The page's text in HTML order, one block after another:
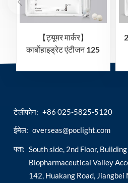
【ट्यूमर मार्कर】
कार्बोहाइड्रेट एंटीजन 125
(समरूप केमिलुमिनेसेंस
टेलीफोन: +86 025-5825-5120
ईमेल: overseas@poclight.com
पता: South side, 2nd Floor, Building
Biopharmaceutical Valley
142, Huakang Road,